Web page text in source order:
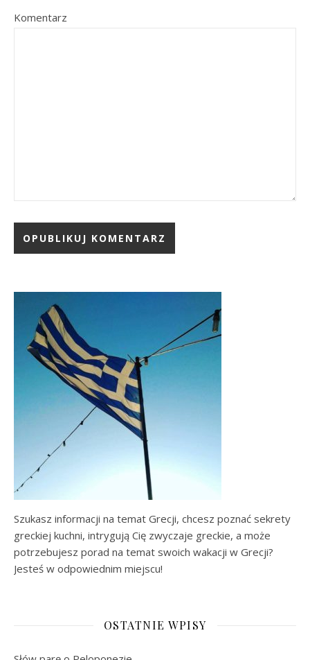
Komentarz
Szukasz informacji na temat Grecji, chcesz poznać sekrety
greckiej kuchni, intrygują Cię zwyczaje greckie, a może
potrzebujesz porad na temat swoich wakacji w Grecji?
Jesteś w odpowiednim miejscu!
OSTATNIE WPISY